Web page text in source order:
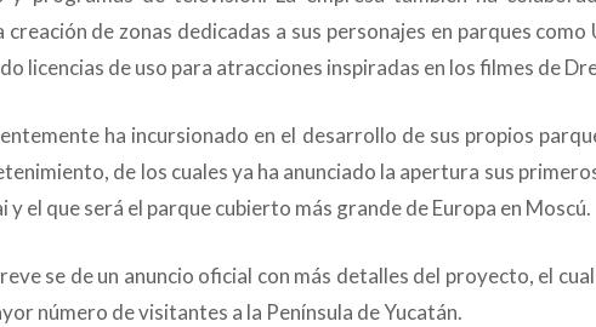
creación de zonas dedicadas a sus personajes en parques
licencias de uso para atracciones inspiradas en los filmes de
ha incursionado en el desarrollo de sus propios
de los cuales ya ha anunciado la apertura sus
y el que será el parque cubierto más grande de Europa en Moscú.
se de un anuncio oficial con más detalles del proyecto, el
número de visitantes a la Península de Yucatán.